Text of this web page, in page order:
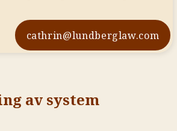
cathrin@lundberglaw.com
av system